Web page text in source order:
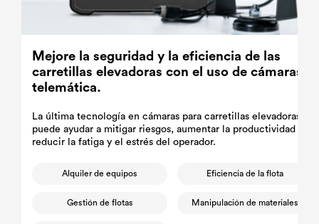
Mejore la seguridad y la eficiencia de las
carretillas elevadoras con el uso de cámaras y
telemática.
La última tecnología en cámaras para carretillas elevadoras
puede ayudar a mitigar riesgos, aumentar la productividad y
reducir la fatiga y el estrés del operador.
Alquiler de equipos Eficiencia de la flota
Gestión de flotas Manipulación de materiales